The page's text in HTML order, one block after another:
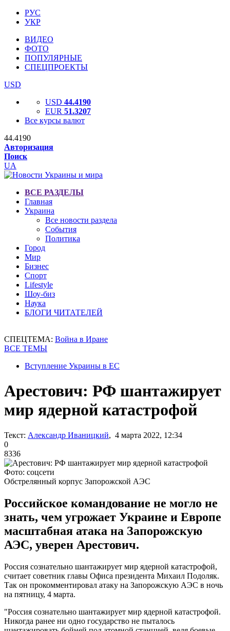
РУС
УКР
ВИДЕО
ФОТО
ПОПУЛЯРНЫЕ
СПЕЦПРОЕКТЫ
USD
USD 44.4190
EUR 51.3207
Все курсы валют
44.4190
Авторизация
Поиск
UA
ВСЕ РАЗДЕЛЫ
Главная
Украина
Все новости раздела
События
Политика
Город
Мир
Бизнес
Спорт
Lifestyle
Шоу-биз
Наука
БЛОГИ ЧИТАТЕЛЕЙ
СПЕЦТЕМА: Война в Иране
ВСЕ ТЕМЫ
Вступление Украины в ЕС
Арестович: РФ шантажирует
мир ядерной катастрофой
Текст: Александр Иваницкий, 4 марта 2022, 12:34
0
8336
Фото: соцсети
Обстрелянный корпус Запорожской АЭС
Российское командование не могло не
знать, чем угрожает Украине и Европе
масштабная атака на Запорожскую
АЭС, уверен Арестович.
Россия сознательно шантажирует мир ядерной катастрофой,
считает советник главы Офиса президента Михаил Подоляк.
Так он прокомментировал атаку на Запорожскую АЭС в ночь
на пятницу, 4 марта.
"Россия сознательно шантажирует мир ядерной катастрофой.
Никогда ранее ни одно государство не пыталось